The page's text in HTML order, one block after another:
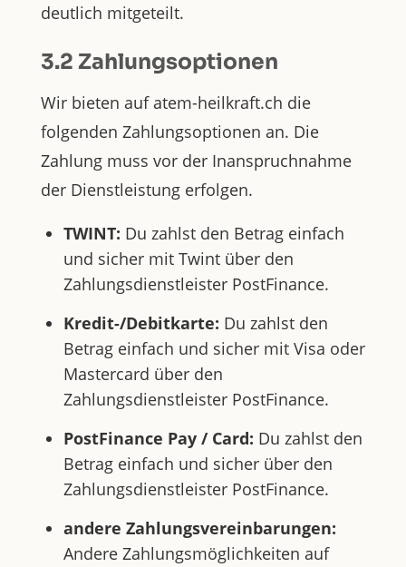
deutlich mitgeteilt.
3.2 Zahlungsoptionen
Wir bieten auf atem-heilkraft.ch die
folgenden Zahlungsoptionen an. Die
Zahlung muss vor der Inanspruchnahme
der Dienstleistung erfolgen.
TWINT: Du zahlst den Betrag einfach
und sicher mit Twint über den
Zahlungsdienstleister PostFinance.
Kredit-/Debitkarte: Du zahlst den
Betrag einfach und sicher mit Visa oder
Mastercard über den
Zahlungsdienstleister PostFinance.
PostFinance Pay / Card: Du zahlst den
Betrag einfach und sicher über den
Zahlungsdienstleister PostFinance.
andere Zahlungsvereinbarungen:
Andere Zahlungsmöglichkeiten auf